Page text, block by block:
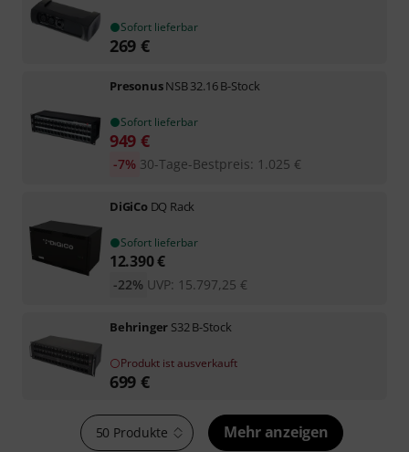
Sofort lieferbar
269 €
PresonusNSB 32.16 B-Stock
Sofort lieferbar
949 €
30-Tage-Bestpreis: 1.025 €
-7%
DiGiCo DQ Rack
Sofort lieferbar
12.390€
UVP: 15.797,25 €
-22%
Behringer S32 B-Stock
Produkt ist ausverkauft
699 €
50 Produkte Mehr anzeigen